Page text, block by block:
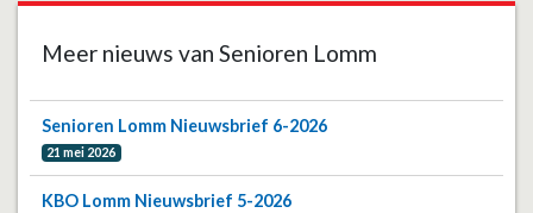
Meer nieuws van Senioren Lomm
Senioren Lomm Nieuwsbrief 6-2026
21 mei 2026
KBO Lomm Nieuwsbrief 5-2026